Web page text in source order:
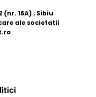
(nr. 16A) , Sibiu
ale societatii